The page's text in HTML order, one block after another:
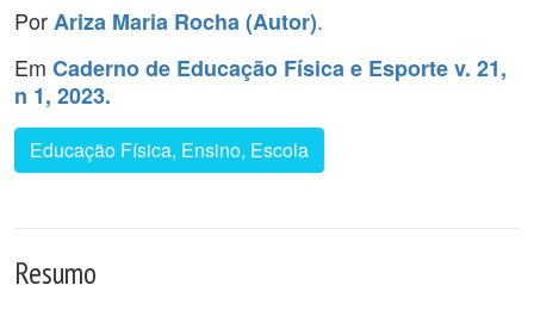
PorAriza Maria Rocha (Autor).
Em Caderno de Educação Física e Esporte v. 21,
n 1, 2023.
Educação Física, Ensino, Escola
Resumo